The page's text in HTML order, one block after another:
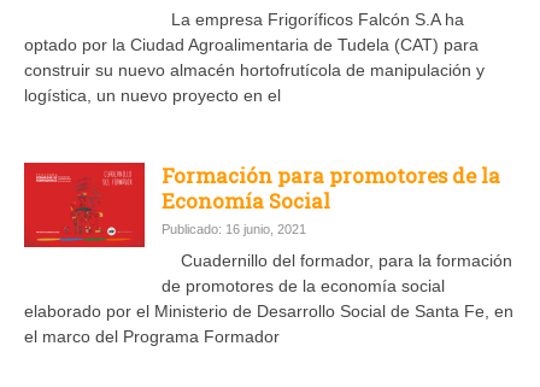
La empresa Frigoríficos Falcón S.A ha
optado por la Ciudad Agroalimentaria de Tudela (CAT) para
construir su nuevo almacén hortofrutícola de manipulación y
logística, un nuevo proyecto en el
Formación para promotores de la
Economía Social
Publicado: 16 junio, 2021
Cuadernillo del formador, para la formación
de promotores de la economía social
elaborado por el Ministerio de Desarrollo Social de Santa Fe, en
el marco del Programa Formador